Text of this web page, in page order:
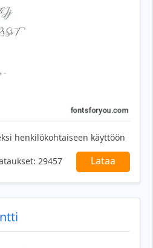
henkilökohtaiseen käyttöön
29457 Lataa